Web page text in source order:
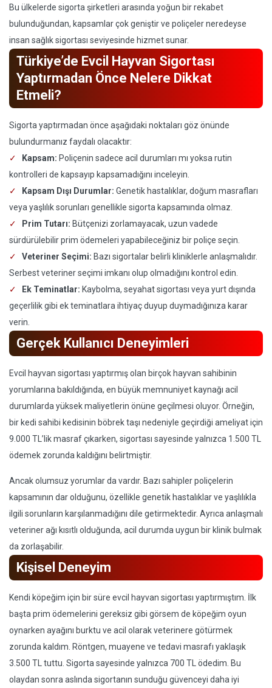
Bu ülkelerde sigorta şirketleri arasında yoğun bir rekabet
bulunduğundan, kapsamlar çok geniştir ve poliçeler neredeyse
insan sağlık sigortası seviyesinde hizmet sunar.
Türkiye’de Evcil Hayvan Sigortası
Yaptırmadan Önce Nelere Dikkat
Etmeli?
Sigorta yaptırmadan önce aşağıdaki noktaları göz önünde
bulundurmanız faydalı olacaktır:
Kapsam: Poliçenin sadece acil durumları mı yoksa rutin
kontrolleri de kapsayıp kapsamadığını inceleyin.
Kapsam Dışı Durumlar: Genetik hastalıklar, doğum masrafları
veya yaşlılık sorunları genellikle sigorta kapsamında olmaz.
Prim Tutarı: Bütçenizi zorlamayacak, uzun vadede
sürdürülebilir prim ödemeleri yapabileceğiniz bir poliçe seçin.
Veteriner Seçimi: Bazı sigortalar belirli kliniklerle anlaşmalıdır.
Serbest veteriner seçimi imkanı olup olmadığını kontrol edin.
Ek Teminatlar: Kaybolma, seyahat sigortası veya yurt dışında
geçerlilik gibi ek teminatlara ihtiyaç duyup duymadığınıza karar
verin.
Gerçek Kullanıcı Deneyimleri
Evcil hayvan sigortası yaptırmış olan birçok hayvan sahibinin
yorumlarına bakıldığında, en büyük memnuniyet kaynağı acil
durumlarda yüksek maliyetlerin önüne geçilmesi oluyor. Örneğin,
bir kedi sahibi kedisinin böbrek taşı nedeniyle geçirdiği ameliyat için
9.000 TL’lik masraf çıkarken, sigortası sayesinde yalnızca 1.500 TL
ödemek zorunda kaldığını belirtmiştir.
Ancak olumsuz yorumlar da vardır. Bazı sahipler poliçelerin
kapsamının dar olduğunu, özellikle genetik hastalıklar ve yaşlılıkla
ilgili sorunların karşılanmadığını dile getirmektedir. Ayrıca anlaşmalı
veteriner ağı kısıtlı olduğunda, acil durumda uygun bir klinik bulmak
da zorlaşabilir.
Kişisel Deneyim
Kendi köpeğim için bir süre evcil hayvan sigortası yaptırmıştım. İlk
başta prim ödemelerini gereksiz gibi görsem de köpeğim oyun
oynarken ayağını burktu ve acil olarak veterinere götürmek
zorunda kaldım. Röntgen, muayene ve tedavi masrafı yaklaşık
3.500 TL tuttu. Sigorta sayesinde yalnızca 700 TL ödedim. Bu
olaydan sonra aslında sigortanın sunduğu güvenceyi daha iyi